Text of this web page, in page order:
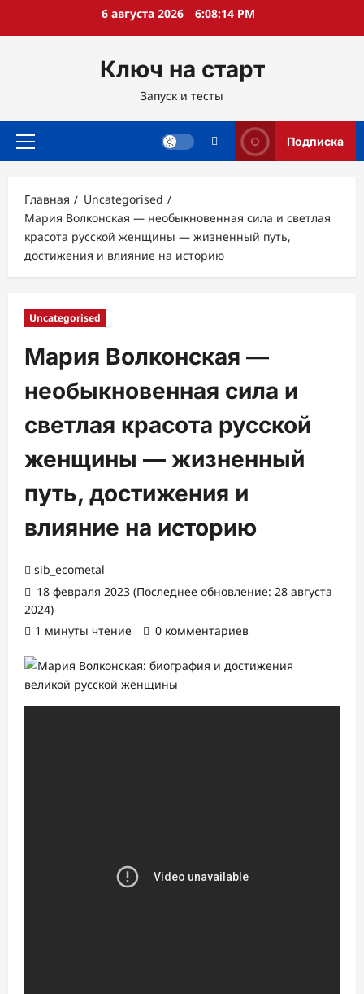
6 августа 2026 6:08:15 PM
Ключ на старт
Запуск и тесты
Основное
Подписка
Главная
Uncategorised
Мария Волконская — необыкновенная сила и светлая
красота русской женщины — жизненный путь,
достижения и влияние на историю
Uncategorised
Мария Волконская —
необыкновенная сила и
светлая красота русской
женщины — жизненный
путь, достижения и
влияние на историю
sib_ecometal
18 февраля 2023 (Последнее обновление: 28 августа
2024)
1 минуты чтение
0 комментариев